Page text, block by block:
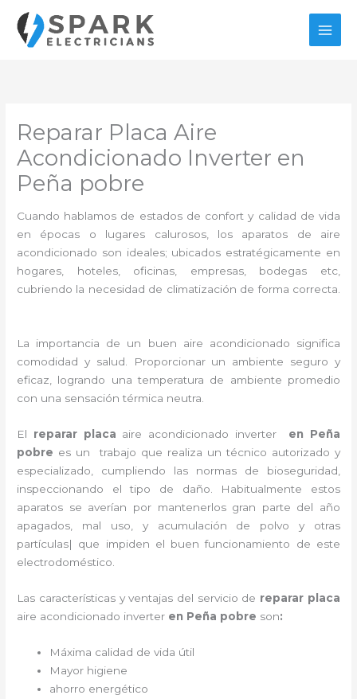
contenido
Reparar Placa Aire
Acondicionado Inverter en
Peña pobre
Cuando hablamos de estados de confort y calidad de vida
en épocas o lugares calurosos, los aparatos de aire
acondicionado son ideales; ubicados estratégicamente en
hogares, hoteles, oficinas, empresas, bodegas etc,
cubriendo la necesidad de climatización de forma correcta.
La importancia de un buen aire acondicionado significa
comodidad y salud. Proporcionar un ambiente seguro y
eficaz, logrando una temperatura de ambiente promedio
con una sensación térmica neutra.
El reparar placa aire acondicionado inverter
en Peña
pobre es un
trabajo que realiza un técnico autorizado y
especializado, cumpliendo las normas de bioseguridad,
inspeccionando el tipo de daño. Habitualmente estos
aparatos se averían por mantenerlos gran parte del año
apagados, mal uso, y acumulación de polvo y otras
partículas| que impiden el buen funcionamiento de este
electrodoméstico.
Las características y ventajas del servicio de reparar placa
aire acondicionado inverter en Peña pobre son:
Máxima calidad de vida útil
Mayor higiene
ahorro energético